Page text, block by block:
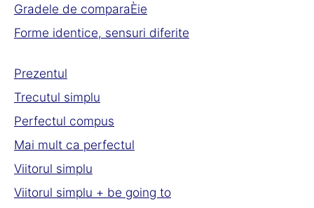
Gradele de comparaÈie
Forme identice, sensuri diferite
Prezentul
Trecutul simplu
Perfectul compus
Mai mult ca perfectul
Viitorul simplu
Viitorul simplu + be going to